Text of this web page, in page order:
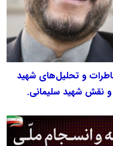
و تحلیل‌های شهید
و نقش شهید سلیمانی.